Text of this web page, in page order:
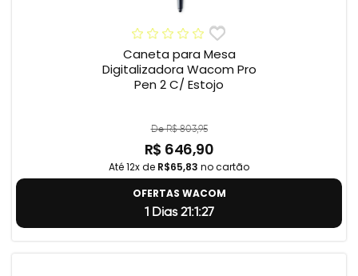
Caneta para Mesa
Digitalizadora Wacom Pro
Pen 2 C/ Estojo
De R$ 803,95
R$ 646,90
Até 12x de R$65,83 no cartão
OFERTAS WACOM
1 Dias 21:1:26